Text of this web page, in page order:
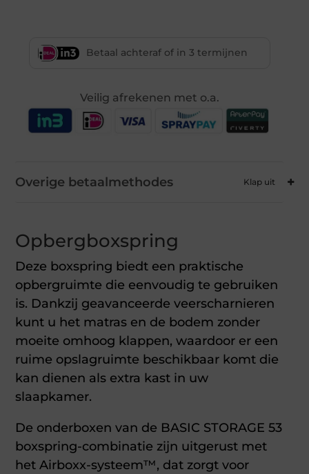
Betaal achteraf of in 3 termijnen
Veilig afrekenen met o.a.
Overige betaalmethodes
Opbergboxspring
Deze boxspring biedt een praktische
opbergruimte die eenvoudig te gebruiken
is. Dankzij geavanceerde veerscharnieren
kunt u het matras en de bodem zonder
moeite omhoog klappen, waardoor er een
ruime opslagruimte beschikbaar komt die
kan dienen als extra kast in uw
slaapkamer.
De onderboxen van de BASIC STORAGE 53
boxspring-combinatie zijn uitgerust met
het Airboxx-systeem™, dat zorgt voor